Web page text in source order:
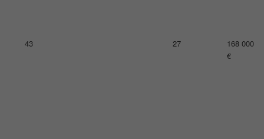
47 20
161 000
€